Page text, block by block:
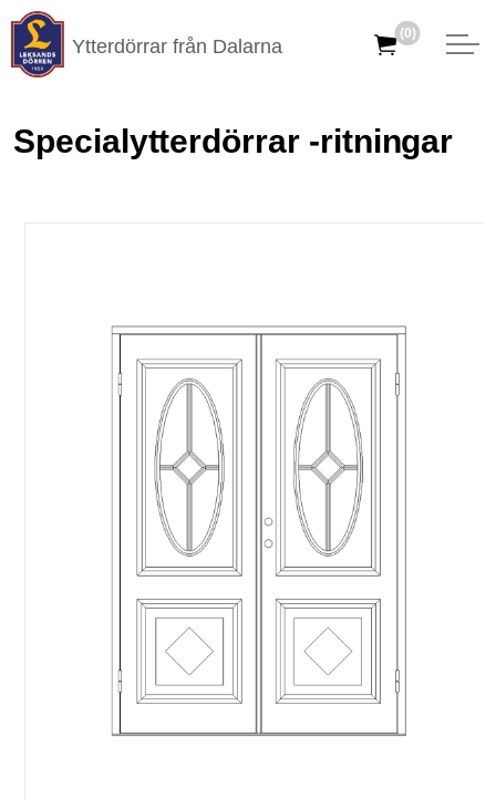
Ytterdörrar från Dalarna
(0)
Specialytterdörrar -ritningar